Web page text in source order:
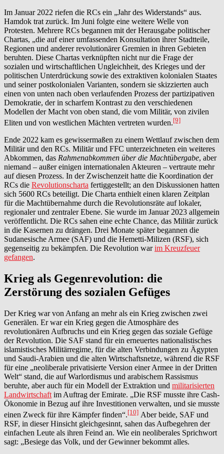
Im Januar 2022 riefen die RCs ein „Jahr des Widerstands“ aus.
Hamdok trat zurück. Im Juni folgte eine weitere Welle von
Protesten. Mehrere RCs begannen mit der Herausgabe politischer
Chartas, „die auf einer umfassenden Konsultation ihrer Stadtteile,
Regionen und anderer revolutionärer Gremien in ihren Gebieten
beruhten. Diese Chartas verknüpften nicht nur die Frage der
sozialen und wirtschaftlichen Ungleichheit, des Krieges und der
politischen Unterdrückung sowie des extraktiven kolonialen Staates
und seiner postkolonialen Varianten, sondern sie skizzierten auch
einen von unten nach oben verlaufenden Prozess der partizipativen
Demokratie, der in scharfem Kontrast zu den verschiedenen
Modellen der Macht von oben stand, die vom Militär, von zivilen
Eliten und von westlichen Mächten vertreten wurden.[9]
Ende 2022 kam es gewissermaßen zu einem Wettlauf zwischen dem
Militär und den RCs. Militär und FFC unterzeichneten ein weiteres
Abkommen, das Rahmenabkommen über die Machtübergabe, aber
niemand – außer einigen internationalen Akteuren – vertraute mehr
auf diesen Prozess. In der Zwischenzeit hatte die Koordination der
RCs die Revolutionscharta fertiggestellt; an den Diskussionen hatten
sich 5600 RCs beteiligt. Die Charta enthielt einen klaren Zeitplan
für die Machtübernahme durch die Revolutionsräte auf lokaler,
regionaler und zentraler Ebene. Sie wurde im Januar 2023 allgemein
veröffentlicht. Die RCs sahen eine echte Chance, das Militär zurück
in die Kasernen zu drängen. Drei Monate später begannen die
Sudanesische Armee (SAF) und die Hemetti-Milizen (RSF), sich
gegenseitig zu bekämpfen. Die Revolution warim Kreuzfeuer
gefangen.
Krieg als Gegenrevolution: die
Zerstörung des sozialen Gefüges
Der Krieg war von Anfang an mehr als ein Krieg zwischen zwei
Generälen. Er war ein Krieg gegen die Atmosphäre des
revolutionären Aufbruchs und ein Krieg gegen das soziale Gefüge
der Revolution. Die SAF stand für ein erneuertes nationalistisches
islamistisches Militärregime, für die alten Verbindungen zu Ägypten
und Saudi-Arabien und die alten Wirtschaftsnetze, während die RSF
für eine „neoliberale privatisierte Version einer Armee in der Dritten
Welt“ stand, die auf Warlordismus und arabischem Rassismus
beruhte, aber auch für ein Modell der Extraktion und militarisierten
Landwirtschaft im Auftrag der Emirate. „Die RSF musste ihre Cash-
Ökonomie in Bezug auf ihre Investitionen verwalten, und sie musste
einen Zweck für ihre Kämpfer finden“.[10] Aber beide, SAF und
RSF, in dieser Hinsicht gleichgesinnt, sahen das Aufbegehren der
einfachen Leute als ihren Feind an. Wie ein neoliberales Sprichwort
sagt: „Besiege das Volk, und der Gewinner bekommt alles.